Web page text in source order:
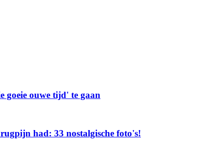
goeie ouwe tijd' te gaan
had: 33 nostalgische foto's!